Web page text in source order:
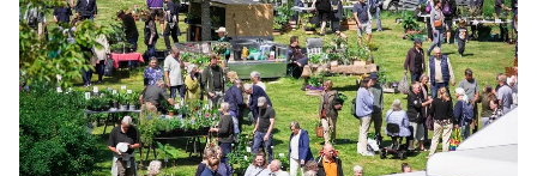
Høegh.
I ALL RISE af Eliyah Mesayer inviteres publikum ind i den
fiktive stat Illiyeen, hvor installationer, poesi og performative
værker udforsker temaer som migration, tilhørsforhold, håb
og drømmen om et hjem.